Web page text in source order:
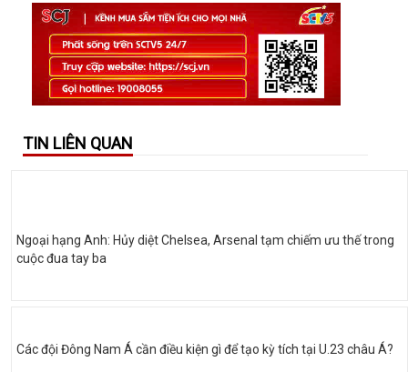
TIN LIÊN QUAN
Ngoại hạng Anh: Hủy diệt Chelsea, Arsenal tạm chiếm ưu thế trong
cuộc đua tay ba
Các đội Đông Nam Á cần điều kiện gì để tạo kỳ tích tại U.23 châu Á?